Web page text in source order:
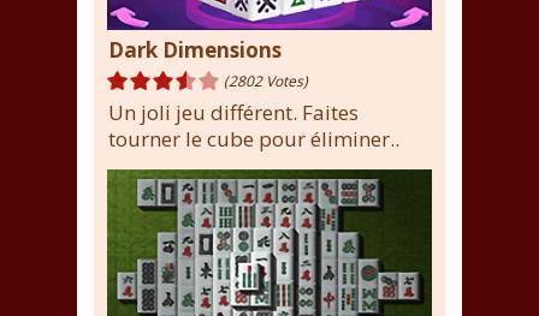
Dark Dimensions
(2802 Votes)
Un joli jeu différent. Faites
tourner le cube pour éliminer..